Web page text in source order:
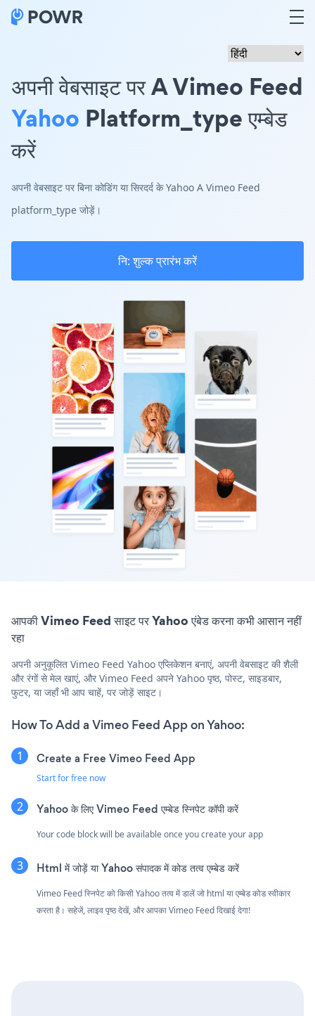
अपनी वेबसाइट पर A Vimeo Feed
Yahoo Platform_type एम्बेड
करें
अपनी वेबसाइट पर बिना कोडिंग या सिरदर्द के Yahoo A Vimeo Feed
platform_type जोड़ें।
नि: शुल्क प्रारंभ करें
आपकी Vimeo Feed साइट पर Yahoo एंबेड करना कभी आसान नहीं
रहा
अपनी अनुकूलित Vimeo Feed Yahoo एप्लिकेशन बनाएं, अपनी वेबसाइट की शैली
और रंगों से मेल खाएं, और Vimeo Feed अपने Yahoo पृष्ठ, पोस्ट, साइडबार,
फुटर, या जहाँ भी आप चाहें, पर जोड़ें साइट।
How To Add a Vimeo Feed App on Yahoo:
Create a Free Vimeo Feed App
Start for free now
Yahoo के लिए Vimeo Feed एम्बेड स्निपेट कॉपी करें
Your code block will be available once you create your app
Html में जोड़ें या Yahoo संपादक में कोड तत्व एम्बेड करें
Vimeo Feed स्निपेट को किसी Yahoo तत्व में डालें जो html या एम्बेड कोड स्वीकार
करता है। सहेजें, लाइव पृष्ठ देखें, और आपका Vimeo Feed दिखाई देगा!